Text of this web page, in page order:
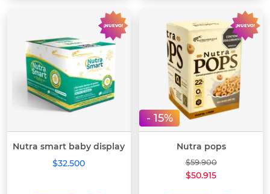
¡NUEVO!
Nutra smart baby display
$32.500
- 15%
¡NUEVO!
Nutra pops
$59.900
$50.915